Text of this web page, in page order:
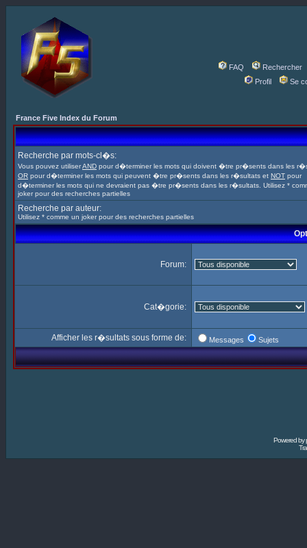
FAQ
Rechercher
Profil
Se
France Five Index du Forum
Recherche par mots-cl�s:
Vous pouvez utiliserAND pour d�terminer les mots qui doivent �tre pr�sents dans les
OR pour d�terminer les mots qui peuvent �tre pr�sents dans les r�sultats et NOT pour
d�terminer les mots qui ne devraient pas �tre pr�sents dans les r�sultats. Utilisez *
joker pour des recherches partielles
Recherche par auteur:
Utilisez * comme un joker pour des recherches partielles
Forum:
Cat�gorie:
Afficher les r�sultats sous forme de: Messages Sujets
Powered by